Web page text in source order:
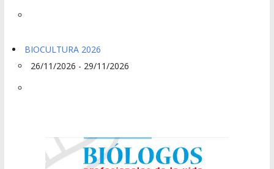
BIOCULTURA 2026
26/11/2026 - 29/11/2026